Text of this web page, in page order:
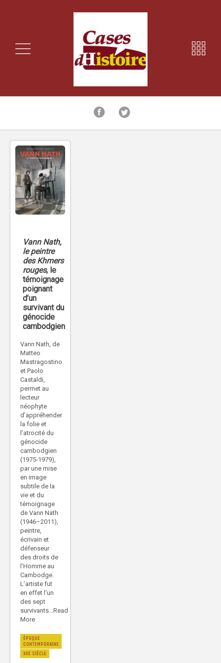
Vann Nath,
le peintre
des Khmers
rouges, le
témoignage
poignant
d’un
survivant du
génocide
cambodgien
Vann Nath, de
Matteo
Mastragostino
et Paolo
Castaldi,
permet au
lecteur
néophyte
d’appréhender
la folie et
l’atrocité du
génocide
cambodgien
(1975-1979),
par une mise
en image
subtile de la
vie et du
témoignage
de Vann Nath
(1946–2011),
peintre,
écrivain et
défenseur
des droits de
l’Homme au
Cambodge.
L’artiste fut
en effet l’un
des sept
survivants...Read
More
ÉPOQUE
CONTEMPORAINE
XXE SIÈCLE